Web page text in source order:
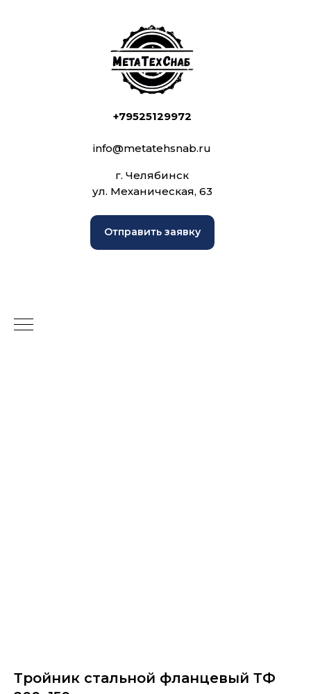
+79525129972
info@metatehsnab.ru
г. Челябинск
ул. Механическая, 63
Отправить заявку
Тройник стальной фланцевый ТФ